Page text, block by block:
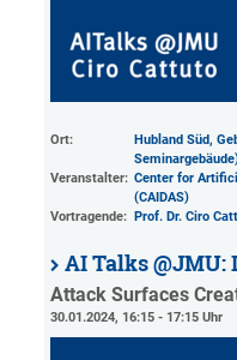
Ort:
Hubland Süd,
Veranstalter: Center for
(CAIDAS)
Vortragende:
Prof. Dr. Ciro
AI Talks @JMU:
Attack Surfaces
30.01.2024, 16:15 - 17:15 Uhr